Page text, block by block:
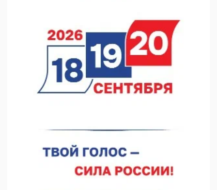
07.08.2026 12:15
В Нижнем Новгороде прошло совещание Росгвардии
07.08.2026 12:04